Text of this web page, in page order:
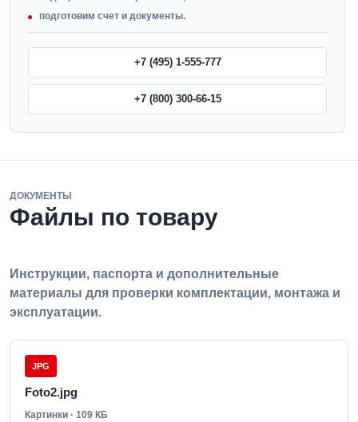
подготовим счет и документы.
+7 (495) 1-555-777
+7 (800) 300-66-15
ДОКУМЕНТЫ
Файлы по товару
Инструкции, паспорта и дополнительные
материалы для проверки комплектации, монтажа и
эксплуатации.
JPG
Foto2.jpg
Картинки · 109 КБ